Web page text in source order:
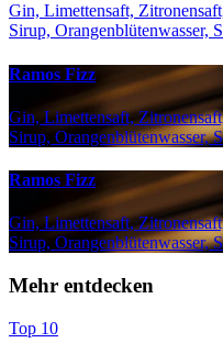
Gin, Limettensaft,
Sirup, Orangenblütenwasser,
Ramos Fizz
Gin, Limettensaft,
Sirup, Orangenblütenwasser,
Ramos Fizz
Gin, Limettensaft,
Sirup, Orangenblütenwasser,
Mehr entdecken
Top 10